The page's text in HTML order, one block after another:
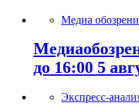
Медиа
до 16:00 5
Экспресс-